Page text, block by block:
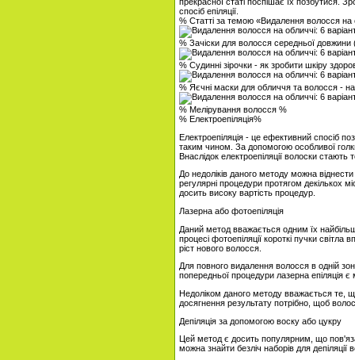
спосіб епіляції.
% Статті за темою «Видалення волосся на
% Зачіски для волосся середньої
% Судинні зірочки - як зробити шкіру
% Яєчні маски для обличчя та волосся -
% Мелірування волосся %
% Електроепіляція%
Електроепіляція - це ефективний спосіб
таким чином. За допомогою особливої
Внаслідок електроепіляції волоски
До недоліків даного методу можна
регулярні процедури протягом декількох
досить високу вартість процедур.
Лазерна або фотоепіляція
Даний метод вважається одним їх
процесі фотоепіляції короткі пучки
ріст нового волосся.
Для повного видалення волосся в одній
попередньої процедури лазерна
Недоліком даного методу вважається те,
досягнення результату потрібно, щоб
Депіляція за допомогою воску або цукру
Цей метод є досить популярним, що
можна знайти безліч наборів для